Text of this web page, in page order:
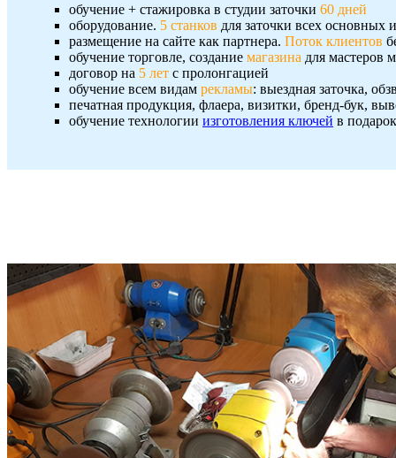
обучение + стажировка в студии заточки 60 дней
оборудование. 5 станков для заточки всех
размещение на сайте как партнера. Поток клиентов
обучение торговле, создание магазина для мастеров
договор на 5 лет с пролонгацией
обучение всем видам рекламы: выездная заточка,
печатная продукция, флаера, визитки, бренд-бук,
обучение технологии изготовления ключей в